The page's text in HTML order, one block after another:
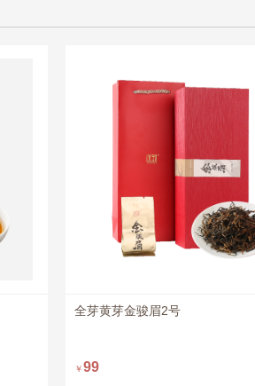
全芽黄芽金骏眉2号
￥99